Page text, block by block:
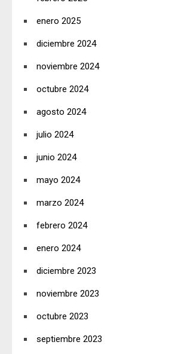
enero 2025
diciembre 2024
noviembre 2024
octubre 2024
agosto 2024
julio 2024
junio 2024
mayo 2024
marzo 2024
febrero 2024
enero 2024
diciembre 2023
noviembre 2023
octubre 2023
septiembre 2023